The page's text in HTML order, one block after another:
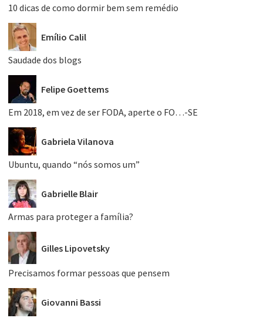
10 dicas de como dormir bem sem remédio
Emílio Calil
Saudade dos blogs
Felipe Goettems
Em 2018, em vez de ser FODA, aperte o FO…-SE
Gabriela Vilanova
Ubuntu, quando “nós somos um”
Gabrielle Blair
Armas para proteger a família?
Gilles Lipovetsky
Precisamos formar pessoas que pensem
Giovanni Bassi